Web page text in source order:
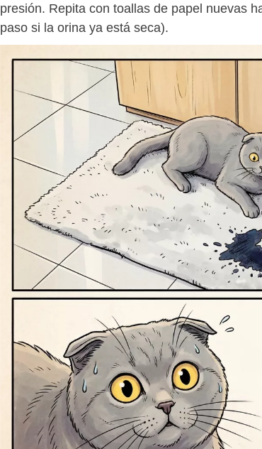
presión. Repita con toallas de papel nuevas
paso si la orina ya está seca).